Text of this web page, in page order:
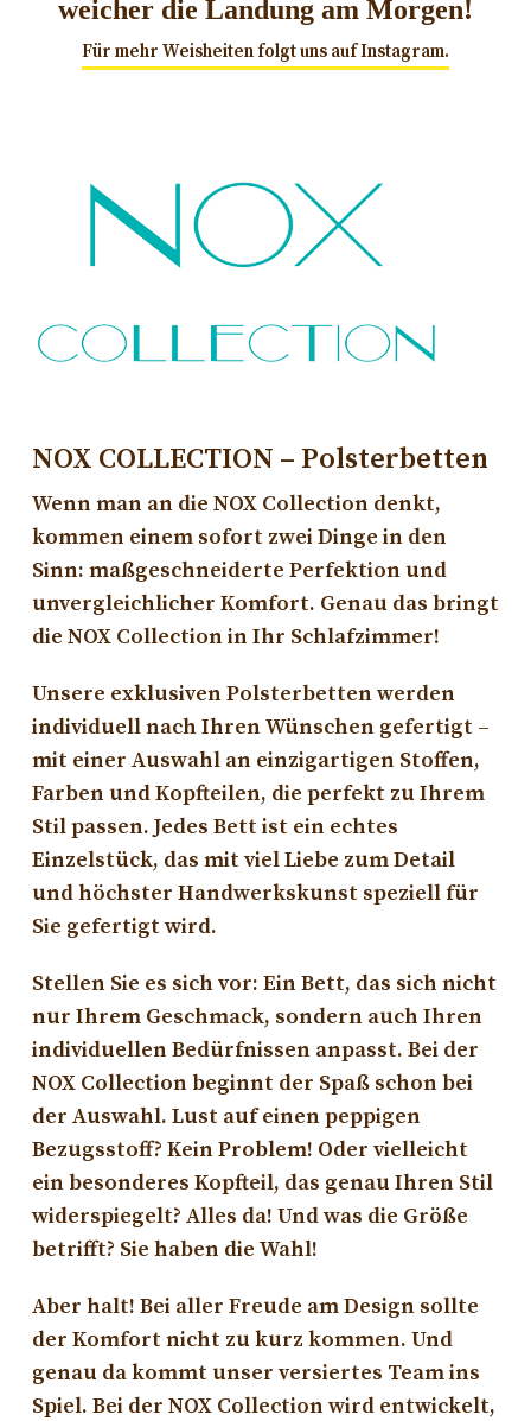
weicher die Landung am Morgen!
Für mehr Weisheiten folgt uns auf Instagram.
NOX COLLECTION – Polsterbetten
Wenn man an die NOX Collection denkt,
kommen einem sofort zwei Dinge in den
Sinn: maßgeschneiderte Perfektion und
unvergleichlicher Komfort. Genau das bringt
die NOX Collection in Ihr Schlafzimmer!
Unsere exklusiven Polsterbetten werden
individuell nach Ihren Wünschen gefertigt –
mit einer Auswahl an einzigartigen Stoffen,
Farben und Kopfteilen, die perfekt zu Ihrem
Stil passen. Jedes Bett ist ein echtes
Einzelstück, das mit viel Liebe zum Detail
und höchster Handwerkskunst speziell für
Sie gefertigt wird.
Stellen Sie es sich vor: Ein Bett, das sich nicht
nur Ihrem Geschmack, sondern auch Ihren
individuellen Bedürfnissen anpasst. Bei der
NOX Collection beginnt der Spaß schon bei
der Auswahl. Lust auf einen peppigen
Bezugsstoff? Kein Problem! Oder vielleicht
ein besonderes Kopfteil, das genau Ihren Stil
widerspiegelt? Alles da! Und was die Größe
betrifft? Sie haben die Wahl!
Aber halt! Bei aller Freude am Design sollte
der Komfort nicht zu kurz kommen. Und
genau da kommt unser versiertes Team ins
Spiel. Bei der NOX Collection wird entwickelt,